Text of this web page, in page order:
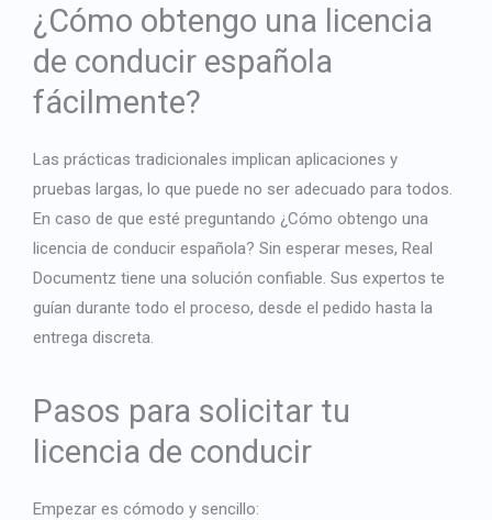
¿Cómo obtengo una licencia
de conducir española
fácilmente?
Las prácticas tradicionales implican aplicaciones y
pruebas largas, lo que puede no ser adecuado para todos.
En caso de que esté preguntando ¿Cómo obtengo una
licencia de conducir española? Sin esperar meses, Real
Documentz tiene una solución confiable. Sus expertos te
guían durante todo el proceso, desde el pedido hasta la
entrega discreta.
Pasos para solicitar tu
licencia de conducir
Empezar es cómodo y sencillo: